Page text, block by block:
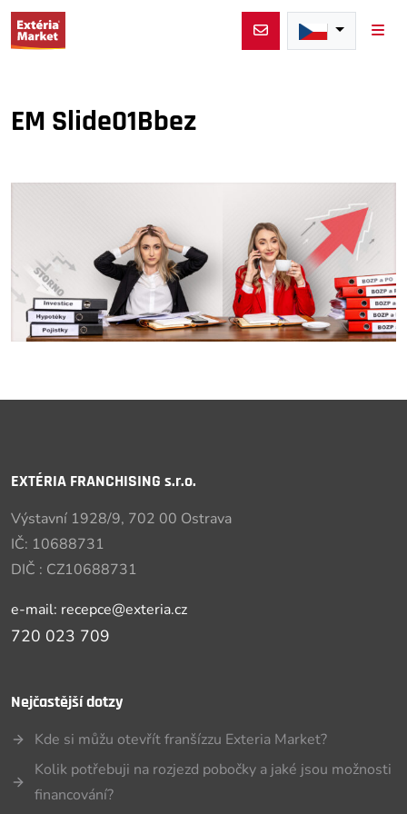
EM Slide01Bbez
EXTÉRIA FRANCHISING s.r.o.
Výstavní 1928/9, 702 00 Ostrava
IČ: 10688731
DIČ : CZ10688731
e-mail: recepce@exteria.cz
720 023 709
Nejčastější dotzy
Kde si můžu otevřít franšízzu Exteria Market?
Kolik potřebuji na rozjezd pobočky a jaké jsou možnosti
financování?